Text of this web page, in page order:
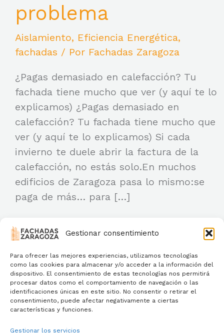
Gestionar consentimiento
Para ofrecer las mejores experiencias, utilizamos tecnologías
como las cookies para almacenar y/o acceder a la información del
dispositivo. El consentimiento de estas tecnologías nos permitirá
procesar datos como el comportamiento de navegación o las
identificaciones únicas en este sitio. No consentir o retirar el
consentimiento, puede afectar negativamente a ciertas
características y funciones.
Gestionar los servicios
problema
Aislamiento, Eficiencia Energética,
fachadas / Por Fachadas Zaragoza
¿Pagas demasiado en calefacción? Tu
fachada tiene mucho que ver (y aquí te lo
explicamos) ¿Pagas demasiado en
calefacción? Tu fachada tiene mucho que
ver (y aquí te lo explicamos) Si cada
invierno te duele abrir la factura de la
calefacción, no estás solo.En muchos
edificios de Zaragoza pasa lo mismo:se
paga de más… para […]
¿Pagas
demasiado
en
calefacción?
Tu
fachada
Read More »